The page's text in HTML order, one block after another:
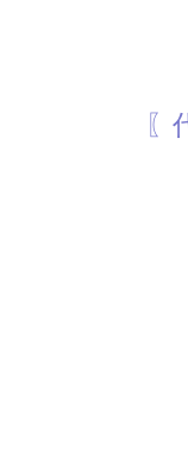
〖